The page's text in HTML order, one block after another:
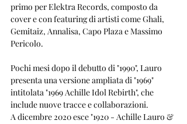
primo per Elektra Records, composto da
cover e con featuring di artisti come Ghali,
Gemitaiz, Annalisa, Capo Plaza e Massimo
Pericolo.
Pochi mesi dopo il debutto di "1990", Lauro
presenta una versione ampliata di "1969"
intitolata "1969 Achille Idol Rebirth", che
include nuove tracce e collaborazioni.
A dicembre 2020 esce "1920 - Achille Lauro &